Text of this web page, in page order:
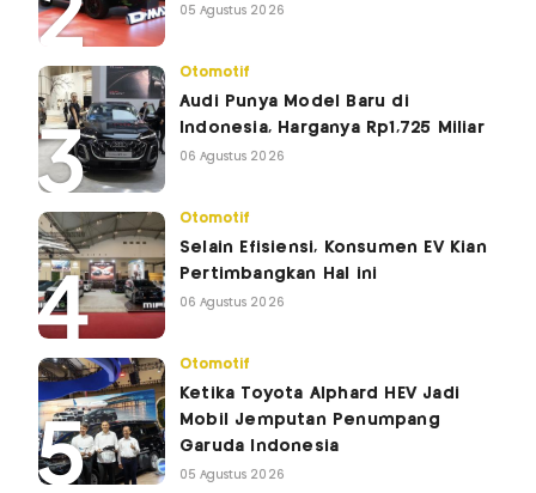
05 Agustus 2026
Otomotif
Audi Punya Model Baru di
Indonesia, Harganya Rp1,725 Miliar
06 Agustus 2026
Otomotif
Selain Efisiensi, Konsumen EV Kian
Pertimbangkan Hal ini
06 Agustus 2026
Otomotif
Ketika Toyota Alphard HEV Jadi
Mobil Jemputan Penumpang
Garuda Indonesia
05 Agustus 2026